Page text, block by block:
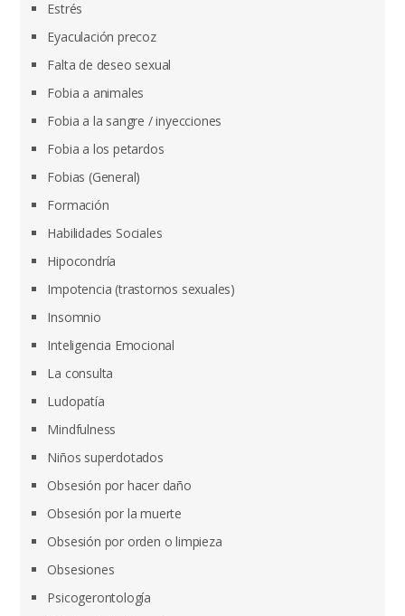
Estrés
Eyaculación precoz
Falta de deseo sexual
Fobia a animales
Fobia a la sangre / inyecciones
Fobia a los petardos
Fobias (General)
Formación
Habilidades Sociales
Hipocondría
Impotencia (trastornos sexuales)
Insomnio
Inteligencia Emocional
La consulta
Ludopatía
Mindfulness
Niños superdotados
Obsesión por hacer daño
Obsesión por la muerte
Obsesión por orden o limpieza
Obsesiones
Psicogerontología